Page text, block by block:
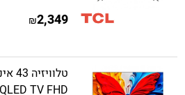
2,349
₪